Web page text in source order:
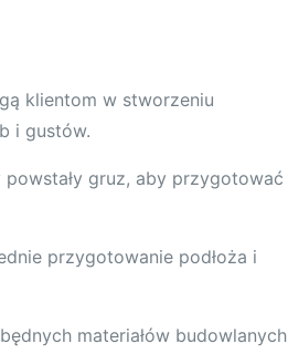
klientom w stworzeniu
i gustów.
gruz, aby przygotować
przygotowanie podłoża i
materiałów budowlanych